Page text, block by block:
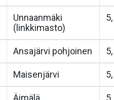
Unnaanmäki
(linkkimasto)
Ansajärvi pohjoinen
Maisenjärvi
Äimälä